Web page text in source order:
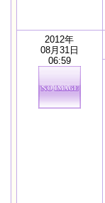
2012年
08月31日
06:59